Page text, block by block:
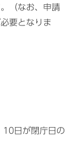
（なお、申請
要となりま
日が閉庁日の